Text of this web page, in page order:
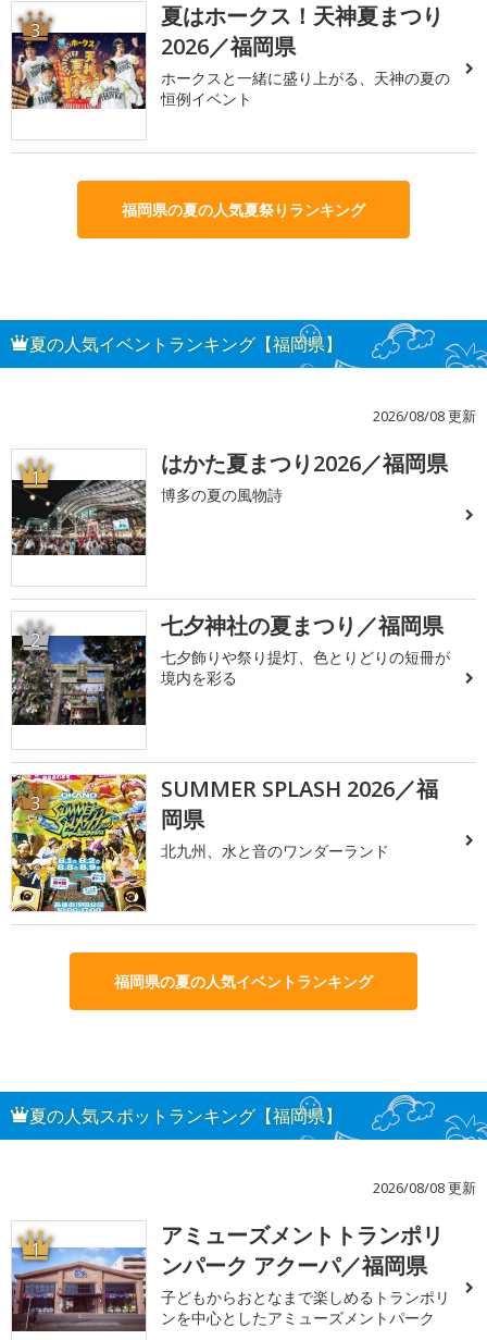
3
夏はホークス！天神夏まつり
2026／福岡県
ホークスと一緒に盛り上がる、天神の夏の
恒例イベント
福岡県の夏の人気夏祭りランキング
夏の人気イベントランキング【福岡県】
2026/08/08 更新
1 はかた夏まつり2026／福岡県
博多の夏の風物詩
2 七夕神社の夏まつり／福岡県
七夕飾りや祭り提灯、色とりどりの短冊が
境内を彩る
3
SUMMER SPLASH 2026／福
岡県
北九州、水と音のワンダーランド
福岡県の夏の人気イベントランキング
夏の人気スポットランキング【福岡県】
2026/08/08 更新
1
アミューズメントトランポリ
ンパーク アクーパ／福岡県
子どもからおとなまで楽しめるトランポリ
ンを中心としたアミューズメントパーク